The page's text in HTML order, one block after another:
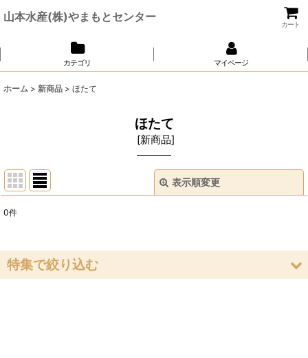
山本水産(株)やまもとセンター
カート
カテゴリ マイページ
ホーム > 新商品 > ほたて
ほたて
[新商品]
表示順変更
並び順:
0件
特集で絞り込む